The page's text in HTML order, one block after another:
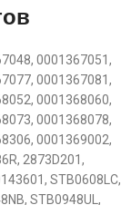
0001367051,
0001367081,
0001368060,
0001368078,
0001369002,
2873D201,
STB0608LC,
STB0948UL,